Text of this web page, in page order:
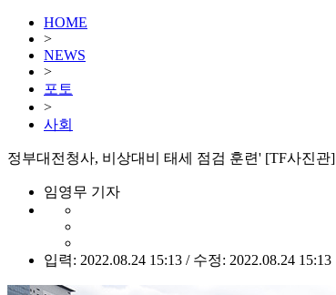
HOME
>
NEWS
>
포토
>
사회
정부대전청사, 비상대비 태세 점검 훈련' [TF사진관]
임영무 기자
입력: 2022.08.24 15:13 / 수정: 2022.08.24 15:13